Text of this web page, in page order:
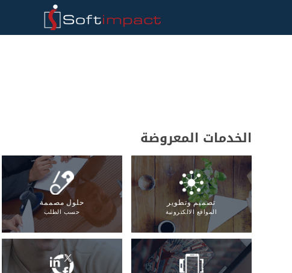
الخدمات المعروضة
تصميم وتطوير
المواقع الالكترونية
حلول مصممة
حسب الطلب